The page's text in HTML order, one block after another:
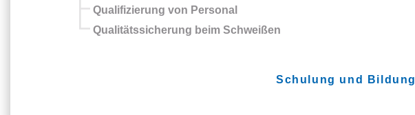
Qualifizierung von Personal
Qualitätssicherung beim Schweißen
Schulung und Bildung